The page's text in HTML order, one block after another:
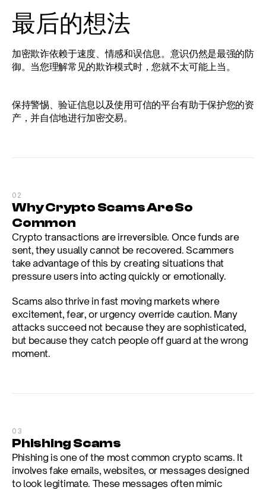
最后的想法
加密欺诈依赖于速度、情感和误信息。意识仍然是最强的防
御。当您理解常见的欺诈模式时，您就不太可能上当。
保持警惕、验证信息以及使用可信的平台有助于保护您的资
产，并自信地进行加密交易。
02
Why Crypto Scams Are So
Common
Crypto transactions are irreversible. Once funds are
sent, they usually cannot be recovered. Scammers
take advantage of this by creating situations that
pressure users into acting quickly or emotionally.
Scams also thrive in fast moving markets where
excitement, fear, or urgency override caution. Many
attacks succeed not because they are sophisticated,
but because they catch people off guard at the wrong
moment.
03
Phishing Scams
Phishing is one of the most common crypto scams. It
involves fake emails, websites, or messages designed
to look legitimate. These messages often mimic